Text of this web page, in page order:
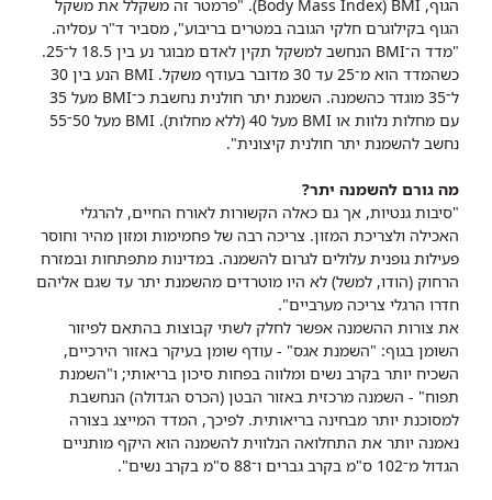
הגוף, Body Mass Index) BMI). "פרמטר זה משקלל את משקל
הגוף בקילוגרם חלקי הגובה במטרים בריבוע", מסביר ד"ר עסליה.
"מדד ה־BMI הנחשב למשקל תקין לאדם מבוגר נע בין 18.5 ל־25.
כשהמדד הוא מ־25 עד 30 מדובר בעודף משקל. BMI הנע בין 30
ל־35 מוגדר כהשמנה. השמנת יתר חולנית נחשבת כ־BMI מעל 35
עם מחלות נלוות או BMI מעל 40 (ללא מחלות). BMI מעל 50־55
נחשב להשמנת יתר חולנית קיצונית".
מה גורם להשמנה יתר?
"סיבות גנטיות, אך גם כאלה הקשורות לאורח החיים, להרגלי
האכילה ולצריכת המזון. צריכה רבה של פחמימות ומזון מהיר וחוסר
פעילות גופנית עלולים לגרום להשמנה. במדינות מתפתחות ובמזרח
הרחוק (הודו, למשל) לא היו מוטרדים מהשמנת יתר עד שגם אליהם
חדרו הרגלי צריכה מערביים".
את צורות ההשמנה אפשר לחלק לשתי קבוצות בהתאם לפיזור
השומן בגוף: "השמנת אגס" - עודף שומן בעיקר באזור הירכיים,
השכיח יותר בקרב נשים ומלווה בפחות סיכון בריאותי; ו"השמנת
תפוח" - השמנה מרכזית באזור הבטן (הכרס הגדולה) הנחשבת
למסוכנת יותר מבחינה בריאותית. לפיכך, המדד המייצג בצורה
נאמנה יותר את התחלואה הנלווית להשמנה הוא היקף מותניים
הגדול מ־102 ס"מ בקרב גברים ו־88 ס"מ בקרב נשים".